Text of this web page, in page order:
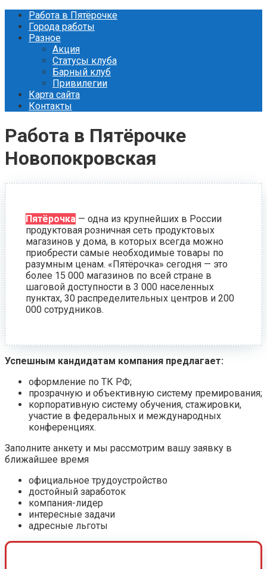
Перейти
контенту
Работа в Пятёрочке
Города работы
Разное
Акция
Статусы клуба
Барный клуб
Привилегии
Карта сайта
Контакты
Работа в Пятёрочке
Новопокровская
Пятёрочка — одна из крупнейших в России
продуктовая розничная сеть продуктовых
магазинов у дома, в которых всегда можно
приобрести самые необходимые товары по
разумным ценам. «Пятёрочка» сегодня — это
более 15 000 магазинов по всей стране в
шаговой доступности в 3 000 населенных
пунктах, 30 распределительных центров и 200
000 сотрудников.
Успешным кандидатам компания предлагает:
оформление по ТК РФ;
прозрачную и объективную систему премирования;
корпоративную систему обучения, стажировки,
участие в федеральных и международных
конференциях.
Заполните анкету и мы рассмотрим вашу заявку в
ближайшее время
официальное трудоустройство
достойный заработок
компания-лидер
интересные задачи
адресные льготы